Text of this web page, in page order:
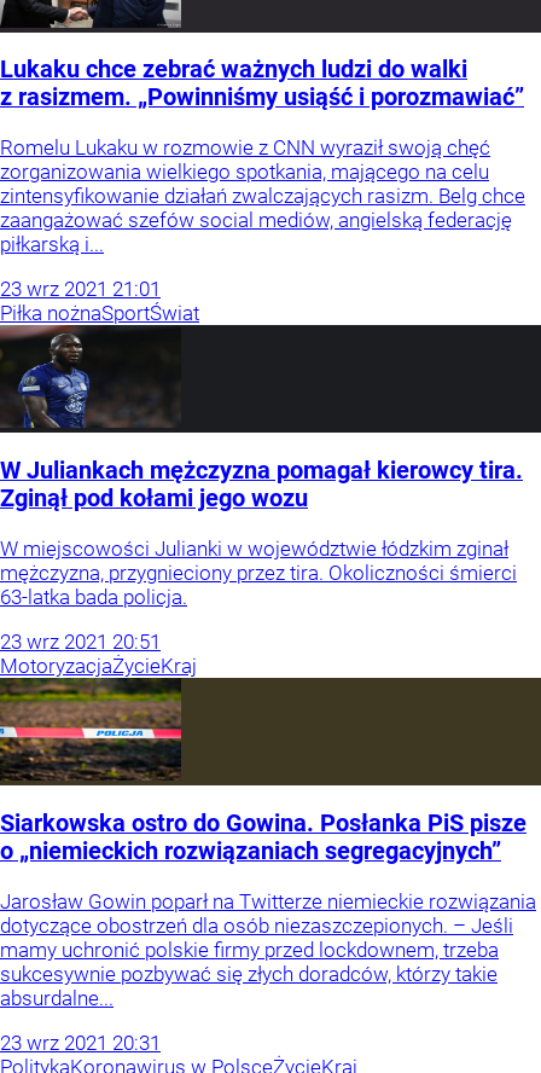
Lukaku chce zebrać ważnych ludzi do walki
z rasizmem. „Powinniśmy usiąść i porozmawiać”
Romelu Lukaku w rozmowie z CNN wyraził swoją chęć
zorganizowania wielkiego spotkania, mającego na celu
zintensyfikowanie działań zwalczających rasizm. Belg chce
zaangażować szefów social mediów, angielską federację
piłkarską i...
23 wrz 2021 21:01
Piłka nożnaSportŚwiat
W Juliankach mężczyzna pomagał kierowcy tira.
Zginął pod kołami jego wozu
W miejscowości Julianki w województwie łódzkim zginał
mężczyzna, przygnieciony przez tira. Okoliczności śmierci
63-latka bada policja.
23 wrz 2021 20:51
MotoryzacjaŻycieKraj
Siarkowska ostro do Gowina. Posłanka PiS pisze
o „niemieckich rozwiązaniach segregacyjnych”
Jarosław Gowin poparł na Twitterze niemieckie rozwiązania
dotyczące obostrzeń dla osób niezaszczepionych. – Jeśli
mamy uchronić polskie firmy przed lockdownem, trzeba
sukcesywnie pozbywać się złych doradców, którzy takie
absurdalne...
23 wrz 2021 20:31
PolitykaKoronawirus w PolsceŻycieKraj